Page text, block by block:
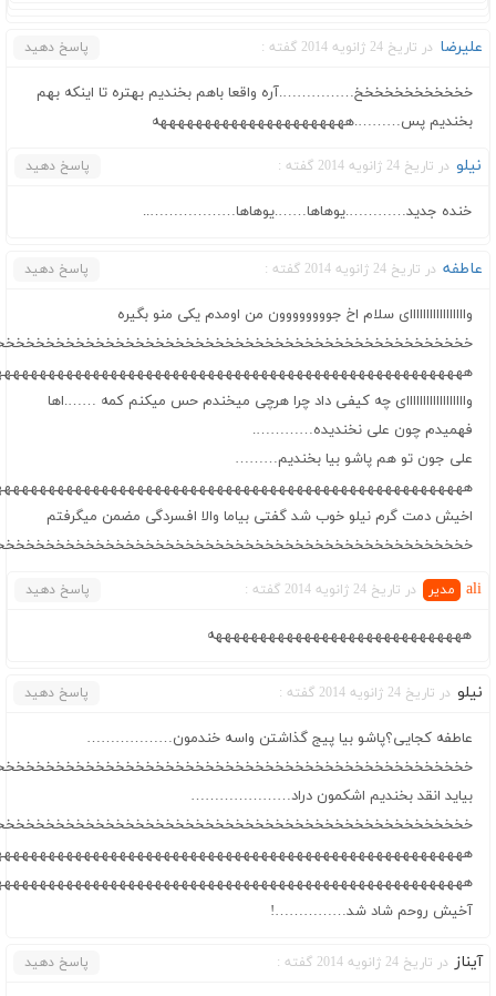
علیرضا در تاریخ 24 ژانویه 2014 گفته : پاسخ دهید
خخخخخخخخخخخخ…………….آره واقعا باهم بخندیم بهتره تا اینکه بهم
بخندیم پس……….ههههههههههههههههههههههه
نیلو در تاریخ 24 ژانویه 2014 گفته : پاسخ دهید
خنده جدید………….یوهاها…….یوهاها………………..
عاطفه در تاریخ 24 ژانویه 2014 گفته : پاسخ دهید
وااااااااااااااااای سلام اخ جوووووووون من اومدم یکی منو بگیره
واااااااااااااااااای چه کیفی داد چرا هرچی میخندم حس میکنم کمه …….اها
فهمیدم چون علی نخندیده………….
علی جون تو هم پاشو بیا بخندیم………
اخیش دمت گرم نیلو خوب شد گفتی بیاما والا افسردگی مضمن میگرفتم
ali در تاریخ 24 ژانویه 2014 گفته : پاسخ دهید
هههههههههههههههههههههههههههههه
نیلو در تاریخ 24 ژانویه 2014 گفته : پاسخ دهید
عاطفه کجایی؟پاشو بیا پیج گذاشتن واسه خندمون………………
بیاید انقد بخندیم اشکمون دراد…………………
آخیش روحم شاد شد……………!
آیناز در تاریخ 24 ژانویه 2014 گفته : پاسخ دهید